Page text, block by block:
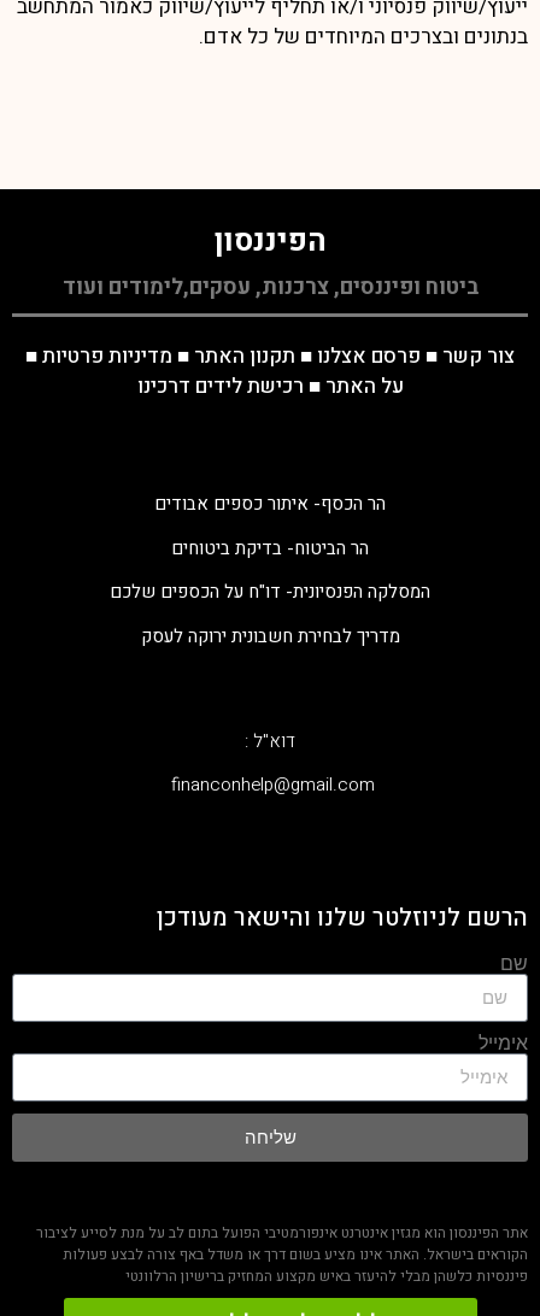
ייעוץ/שיווק פנסיוני ו/או תחליף לייעוץ/שיווק כאמור המתחשב
בנתונים ובצרכים המיוחדים של כל אדם.
הפיננסון
ביטוח ופיננסים, צרכנות, עסקים,לימודים ועוד
צור קשר ■ פרסם אצלנו ■ תקנון האתר ■ מדיניות פרטיות■
על האתר ■ רכישת לידים דרכינו
הר הכסף- איתור כספים אבודים
הר הביטוח- בדיקת ביטוחים
המסלקה הפנסיונית- דו"ח על הכספים שלכם
מדריך לבחירת חשבונית ירוקה לעסק
דוא"ל :
‫financonhelp@gmail.com‬
הרשם לניוזלטר שלנו והישאר מעודכן
שם
אימייל
שליחה
אתר הפיננסון הוא מגזין אינטרנט אינפורמטיבי הפועל בתום לב על מנת לסייע לציבור
הקוראים בישראל. האתר אינו מציע בשום דרך או משדל באף צורה לבצע פעולות
פיננסיות כלשהן מבלי להיעזר באיש מקצוע המחזיק ברישיון הרלוונטי